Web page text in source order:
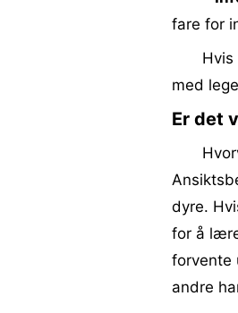
fare for
med
Er det
dyre.
for å
forvente
andre